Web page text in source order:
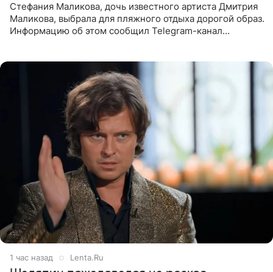
Стефания Маликова, дочь известного артиста Дмитрия
Маликова, выбрала для пляжного отдыха дорогой образ.
Информацию об этом сообщил Telegram-канал
1 час назад Lenta.Ru